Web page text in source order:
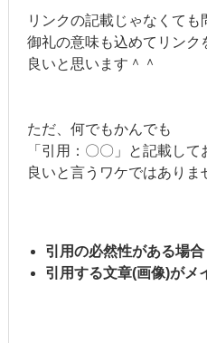
リンクの記載じゃなくても
御礼の意味も込めてリンク
良いと思います＾＾
ただ、何でもかんでも
「引用：〇〇」と記載して
良いと言うワケではありま
引用の必然性がある場合
引用する文章(画像)がメ